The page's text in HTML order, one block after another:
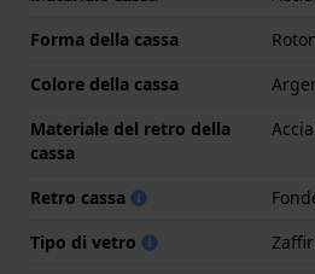
Forma della cassa
Colore della cassa
Materiale del retro della
cassa
Retro cassa
Tipo di vetro